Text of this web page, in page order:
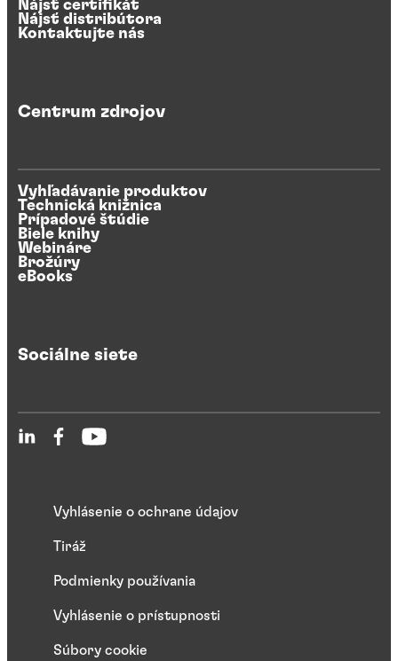
Nájsť certifikát
Nájsť distribútora
Kontaktujte nás
Centrum zdrojov
Vyhľadávanie produktov
Technická knižnica
Prípadové štúdie
Biele knihy
Webináre
Brožúry
eBooks
Sociálne siete
Vyhlásenie o ochrane údajov
Tiráž
Podmienky používania
Vyhlásenie o prístupnosti
Súbory cookie